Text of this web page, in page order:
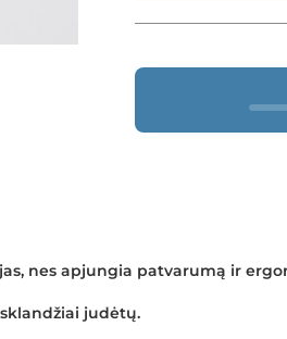
nes apjungia patvarumą ir
judėtų.